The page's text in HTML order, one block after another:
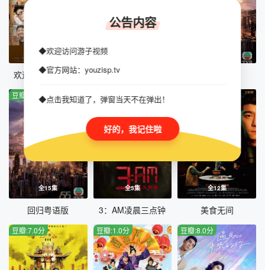
第13集
欢迎光临 二代咖啡 爆谷一周
全15集
豆瓣:6.0分
回归粤语版
全5集
豆瓣:5.0分
3：AM凌晨三点钟
全12集
美食无间
豆瓣:7.0分 豆瓣:1.0分 豆瓣:8.0分
公告内容
◆欢迎访问游子视频
◆官方网站：youzisp.tv
◆点击我知道了，弹窗当天不在弹出！
好的，我记住啦